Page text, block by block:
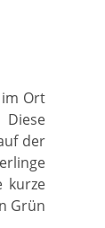
Ort
der
kurze
Grün